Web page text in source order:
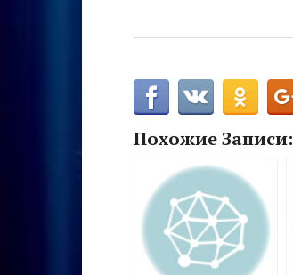
Похожие Записи: